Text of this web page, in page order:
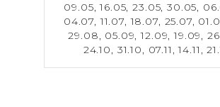
09.05,16.05,23.05,30.05,
04.07,11.07,18.07, 25.07,
29.08, 05.09,12.09,19.09,
24.10, 31.10, 07.11,14.11,